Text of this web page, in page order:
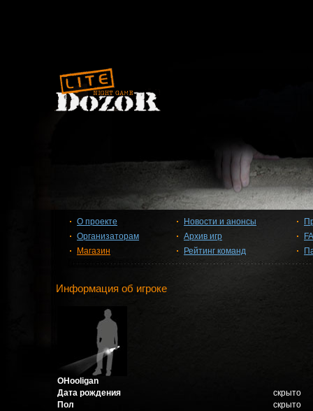
О проекте
Организаторам
Магазин
Новости и анонсы
Архив игр
Рейтинг команд
Информация об игроке
OHooligan
Дата рождения
скрыто
Пол
скрыто